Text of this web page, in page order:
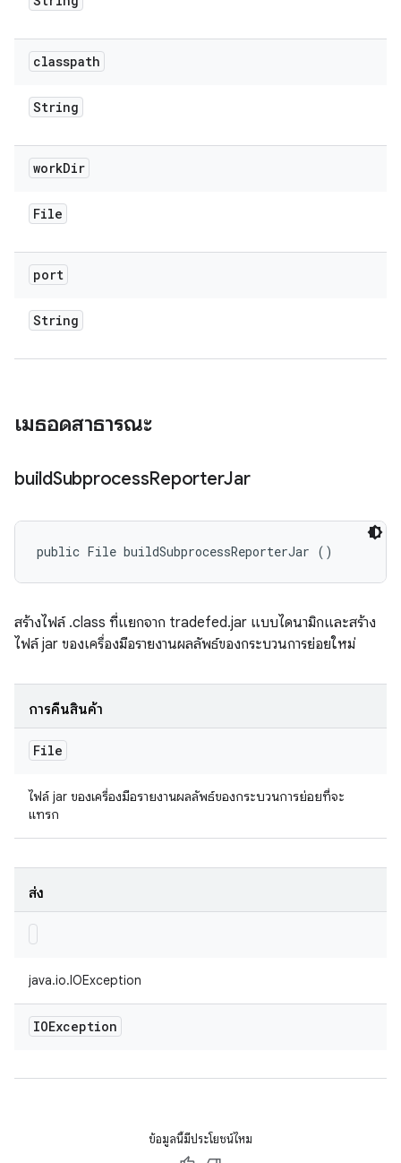
classpath
String
workDir
File
port
String
เมธอดสาธารณะ
buildSubprocessReporterJar
public File buildSubprocessReporterJar ()
สร้างไฟล์ .class ที่แยกจาก tradefed.jar แบบไดนามิกและสร้าง
ไฟล์ jar ของเครื่องมือรายงานผลลัพธ์ของกระบวนการย่อยใหม่
การคืนสินค้า
File
ไฟล์ jar ของเครื่องมือรายงานผลลัพธ์ของกระบวนการย่อยที่จะ
แทรก
ส่ง
java.io.IOException
IOException
ข้อมูลนี้มีประโยชน์ไหม